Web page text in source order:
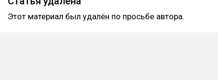
Этот материал был удалён по просьбе автора.